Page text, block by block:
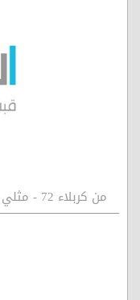
من كربلاء 72 - مثلي لا يبايع مثله